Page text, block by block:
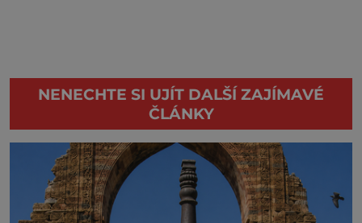
NENECHTE SI UJÍT DALŠÍ ZAJÍMAVÉ
ČLÁNKY